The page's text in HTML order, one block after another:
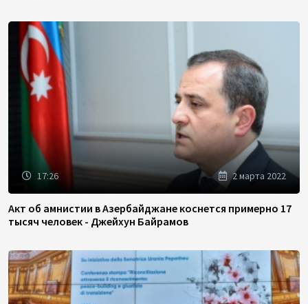
17:26 2 марта 2022
Акт об амнистии в Азербайджане коснется примерно 17
тысяч человек - Джейхун Байрамов